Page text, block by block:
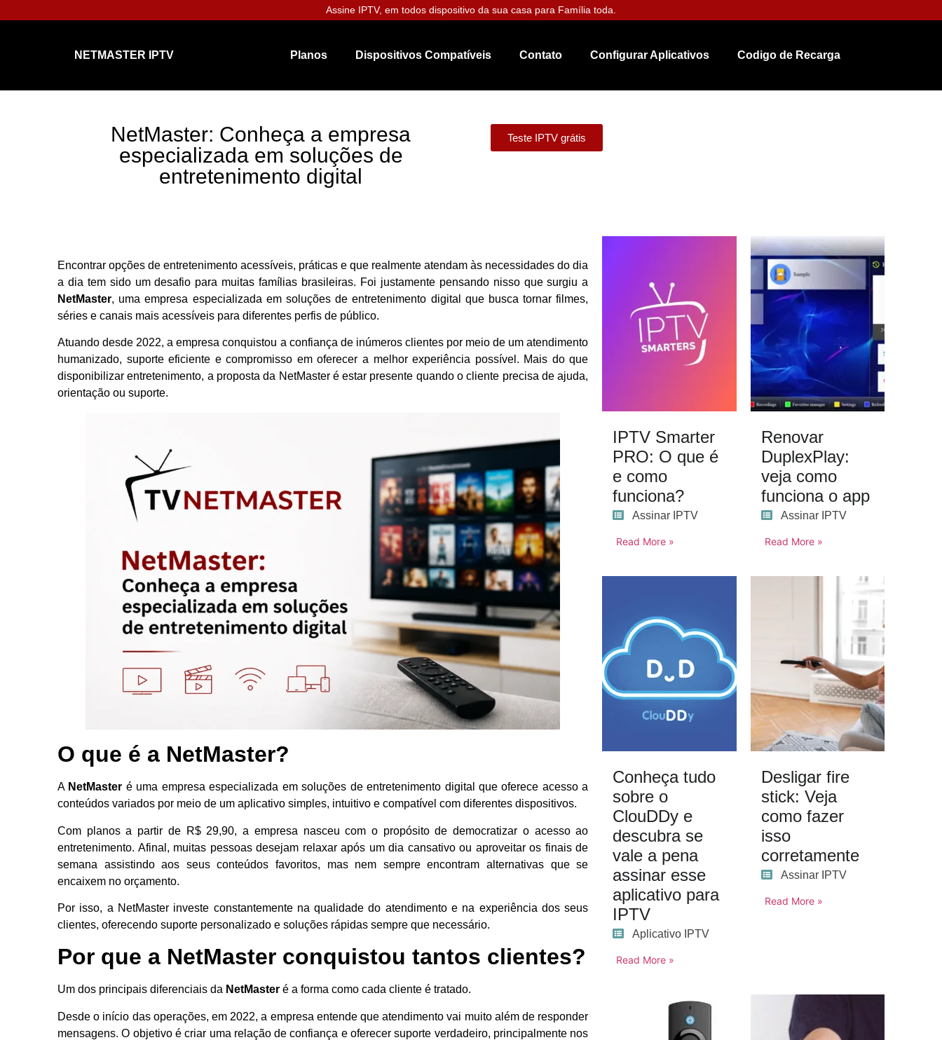
Assine IPTV, em todos dispositivo da sua casa para Família toda.
NETMASTER IPTV Planos Dispositivos Compatíveis Contato Configurar Aplicativos Codigo de Recarga
NetMaster: Conheça a empresa
especializada em soluções de
entretenimento digital
Teste IPTV grátis
Encontrar opções de entretenimento acessíveis, práticas e que realmente atendam às necessidades do dia
a dia tem sido um desafio para muitas famílias brasileiras. Foi justamente pensando nisso que surgiu a
NetMaster, uma empresa especializada em soluções de entretenimento digital que busca tornar filmes,
séries e canais mais acessíveis para diferentes perfis de público.
Atuando desde 2022, a empresa conquistou a confiança de inúmeros clientes por meio de um atendimento
humanizado, suporte eficiente e compromisso em oferecer a melhor experiência possível. Mais do que
disponibilizar entretenimento, a proposta da NetMaster é estar presente quando o cliente precisa de ajuda,
orientação ou suporte.
O que é a NetMaster?
A NetMaster é uma empresa especializada em soluções de entretenimento digital que oferece acesso a
conteúdos variados por meio de um aplicativo simples, intuitivo e compatível com diferentes dispositivos.
Com planos a partir de R$ 29,90, a empresa nasceu com o propósito de democratizar o acesso ao
entretenimento. Afinal, muitas pessoas desejam relaxar após um dia cansativo ou aproveitar os finais de
semana assistindo aos seus conteúdos favoritos, mas nem sempre encontram alternativas que se
encaixem no orçamento.
Por isso, a NetMaster investe constantemente na qualidade do atendimento e na experiência dos seus
clientes, oferecendo suporte personalizado e soluções rápidas sempre que necessário.
Por que a NetMaster conquistou tantos clientes?
Um dos principais diferenciais da NetMaster é a forma como cada cliente é tratado.
Desde o início das operações, em 2022, a empresa entende que atendimento vai muito além de responder
mensagens. O objetivo é criar uma relação de confiança e oferecer suporte verdadeiro, principalmente nos
IPTV Smarter
PRO: O que é
e como
funciona?
Assinar IPTV
Read More »
Renovar
DuplexPlay:
veja como
funciona o app
Assinar IPTV
Read More »
Conheça tudo
sobre o
ClouDDy e
descubra se
vale a pena
assinar esse
aplicativo para
IPTV
Aplicativo IPTV
Read More »
Desligar fire
stick: Veja
como fazer
isso
corretamente
Assinar IPTV
Read More »